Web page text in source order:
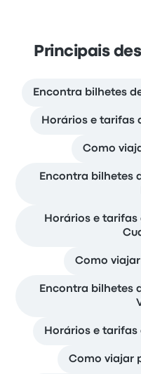
Principais
Encontra bilhetes
Horários e tarifas
Como
Encontra bilhetes
Horários e
Como
Encontra bilhetes
Horários e tarifas
Como viajar